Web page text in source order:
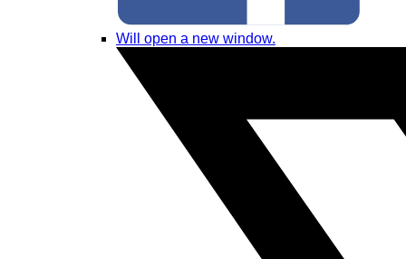
Will open a new window.